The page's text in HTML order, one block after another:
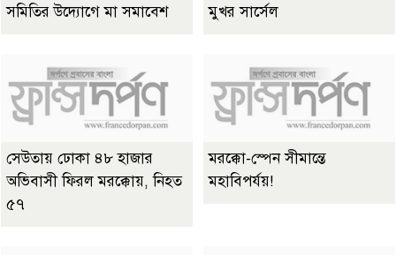
সমিতির উদ্যোগে মা সমাবেশ
মুখর সার্সেল
সেউতায় ঢোকা ৪৮ হাজার
অভিবাসী ফিরল মরক্কোয়, নিহত
৫৭
মরক্কো-স্পেন সীমান্তে
মহাবিপর্যয়!